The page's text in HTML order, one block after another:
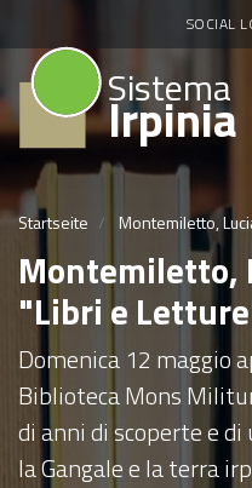
SOCIAL
Sistema
Irpinia
Startseite Montemiletto,
Montemiletto,
"Libri e
Domenica 12 maggio
Biblioteca Mons
di anni di scoperte e
la Gangale e la terra